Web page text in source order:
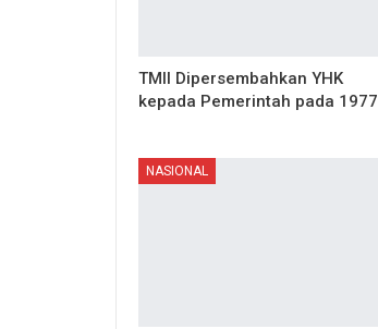
TMII Dipersembahkan YHK
kepada Pemerintah pada 1977
NASIONAL